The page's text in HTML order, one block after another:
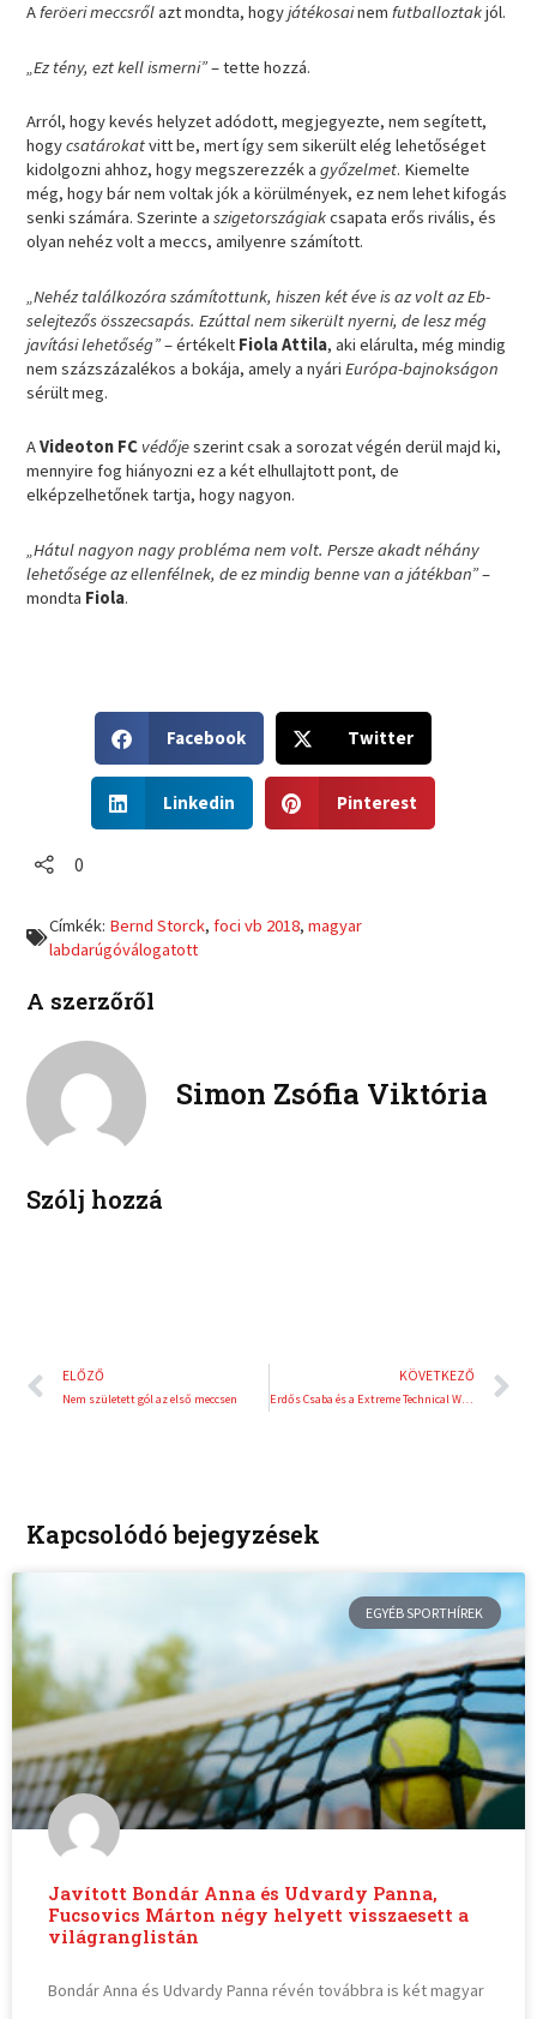
Aferöeri meccsrőlazt mondta, hogyjátékosainemfutballoztakjól.
„Ez tény, ezt kell ismerni”– tette hozzá.
Arról, hogy kevés helyzet adódott, megjegyezte, nem segített,
hogycsatárokatvitt be, mert így sem sikerült elég lehetőséget
kidolgozni ahhoz, hogy megszerezzék agyőzelmet. Kiemelte
még, hogy bár nem voltak jók a körülmények, ez nem lehet kifogás
senki számára. Szerinte aszigetországiakcsapata erős rivális, és
olyan nehéz volt a meccs, amilyenre számított.
„Nehéz találkozóra számítottunk, hiszen két éve is az volt az Eb-
selejtezős összecsapás. Ezúttal nem sikerült nyerni, de lesz még
javítási lehetőség”– értékelt Fiola Attila, aki elárulta, még mindig
nem százszázalékos a bokája, amely a nyáriEurópa-bajnokságon
sérült meg.
AVideoton FC védőjeszerint csak a sorozat végén derül majd ki,
mennyire fog hiányozni ez a két elhullajtott pont, de
elképzelhetőnek tartja, hogy nagyon.
„Hátul nagyon nagy probléma nem volt. Persze akadt néhány
lehetősége az ellenfélnek, de ez mindig benne van a játékban”–
mondta Fiola.
h
r
o
k
Facebook
h
i
Twitter
h
n
l
n
e
Linkedin
h
n
e
Pinterest
0
Címkék: Bernd Storck,foci vb 2018,magyar
labdarúgóválogatott
A szerzőről
Simon Zsófia Viktória
Szólj hozzá
Előző
ELŐZŐ
Nem született gól az első meccsen
KÖVETKEZŐ
Erdős Csaba és a Extreme Technical Weekend
Kapcsolódó bejegyzések
EGYÉB SPORTHÍREK
Javított Bondár Anna és Udvardy Panna,
Fucsovics Márton négy helyett visszaesett a
világranglistán
Bondár Anna és Udvardy Panna révén továbbra is két magyar